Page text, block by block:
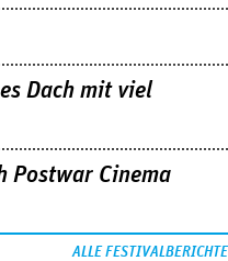
Dach mit viel
Postwar Cinema
ALLE FESTIVALBERICHTE